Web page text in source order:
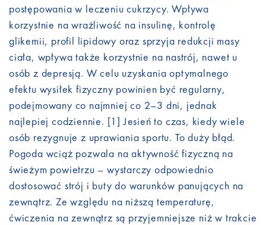
postępowania w leczeniu cukrzycy. Wpływa
korzystnie na wrażliwość na insulinę, kontrolę
glikemii, profil lipidowy oraz sprzyja redukcji masy
ciała, wpływa także korzystnie na nastrój, nawet u
osób z depresją. W celu uzyskania optymalnego
efektu wysiłek fizyczny powinien być regularny,
podejmowany co najmniej co 2–3 dni, jednak
najlepiej codziennie. [1] Jesień to czas, kiedy wiele
osób rezygnuje z uprawiania sportu. To duży błąd.
Pogoda wciąż pozwala na aktywność fizyczną na
świeżym powietrzu – wystarczy odpowiednio
dostosować strój i buty do warunków panujących na
zewnątrz. Ze względu na niższą temperaturę,
ćwiczenia na zewnątrz są przyjemniejsze niż w trakcie